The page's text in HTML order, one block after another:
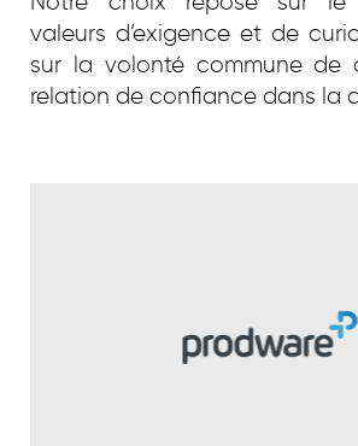
PATRIMOINE
CULTURE &
INTÉRIEURS
valeurs d’exigence et de
sur la volonté commune de
relation de confiance dans la